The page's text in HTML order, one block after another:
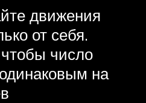
движения
от себя.
число
на